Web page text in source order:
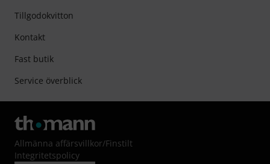
Tillgodokvitton
Kontakt
Fast butik
Service överblick
Allmänna affärsvillkor/Finstilt
Integritetspolicy